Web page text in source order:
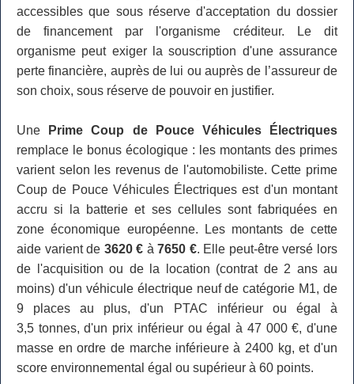
accessibles que sous réserve d'acceptation du dossier
de financement par l'organisme créditeur. Le dit
organisme peut exiger la souscription d'une assurance
perte financière, auprès de lui ou auprès de l’assureur de
son choix, sous réserve de pouvoir en justifier.
Une
Prime Coup de Pouce Véhicules Électriques
remplace le bonus écologique : les montants des primes
varient selon les revenus de l'automobiliste. Cette prime
Coup de Pouce Véhicules Électriques est d'un montant
accru si la batterie et ses cellules sont fabriquées en
zone économique européenne. Les montants de cette
aide varient de 3620 € à7650 €. Elle peut-être versé lors
de l'acquisition ou de la location (contrat de 2 ans au
moins) d'un véhicule électrique neuf de catégorie M1, de
9 places au plus, d'un PTAC inférieur ou égal à
3,5 tonnes, d'un prix inférieur ou égal à 47 000 €, d'une
masse en ordre de marche inférieure à 2400 kg, et d'un
score environnemental égal ou supérieur à 60 points.